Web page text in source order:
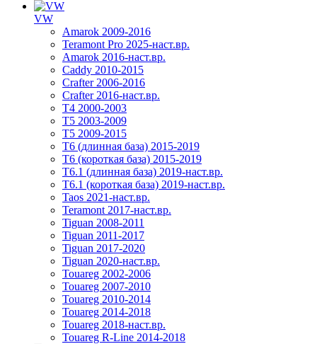
VW
Amarok 2009-2016
Teramont Pro 2025-наст.вр.
Amarok 2016-наст.вр.
Caddy 2010-2015
Crafter 2006-2016
Crafter 2016-наст.вр.
T4 2000-2003
T5 2003-2009
T5 2009-2015
T6 (длинная база) 2015-2019
Т6 (короткая база) 2015-2019
T6.1 (длинная база) 2019-наст.вр.
T6.1 (короткая база) 2019-наст.вр.
Taos 2021-наст.вр.
Teramont 2017-наст.вр.
Tiguan 2008-2011
Tiguan 2011-2017
Tiguan 2017-2020
Tiguan 2020-наст.вр.
Touareg 2002-2006
Touareg 2007-2010
Touareg 2010-2014
Touareg 2014-2018
Touareg 2018-наст.вр.
Touareg R-Line 2014-2018